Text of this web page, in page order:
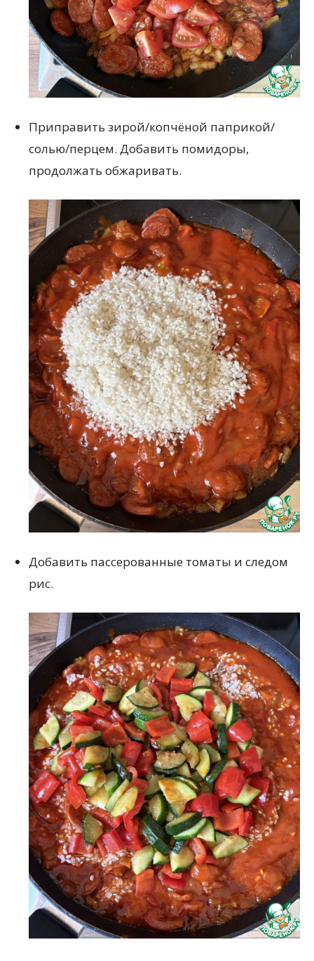
Приправить зирой/копчёной паприкой/
солью/перцем. Добавить помидоры,
продолжать обжаривать.
Добавить пассерованные томаты и следом
рис.